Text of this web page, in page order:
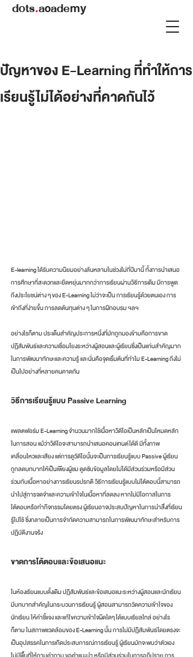
dots.academy
ปัญหาของ E-Learning ที่ทำให้การ
เรียนรู้ไม่ได้อย่างที่คาดกันไว้
E-learning ได้รับความนิยมอย่างล้นหลามในช่วงไม่กี่ปีมานี้ ทั้งการนำเสนอ
การศึกษาที่สะดวกและยืดหยุ่นมากกว่าการเรียนผ่านวิธีการเดิม มีการพูด
ถึงประโยชน์ต่าง ๆ ของ E-Learning ไม่ว่าจะเป็น การเรียนรู้ด้วยตนเอง การ
เข้าถึงที่ง่ายขึ้น การลดต้นทุนต่าง ๆ ในการฝึกอบรม ฯลฯ
อย่างไรก็ตาม ประเด็นสำคัญประการหนึ่งที่มักถูกมองข้ามคือการขาด
ปฏิสัมพันธ์และความเชื่อมโยงระหว่างผู้สอนและผู้เรียนซึ่งเป็นแก่นสำคัญมาก
ในการพัฒนาทักษะและความรู้ และนั่นคือจุดเริ่มต้นที่ทำไม E-Learning ถึงไม่
เป็นไปอย่างที่หลายคนคาดกัน
วิธีการเรียนรู้แบบ Passive Learning
แพลตฟอร์ม E-Learning จำนวนมากใช้เนื้อหาวิดีโอเป็นหลักเป็นโหมดหลัก
ในการสอน แม้ว่าวิดีโอจะสามารถนำเสนอคอนเทนต์ได้ดี มีทั้งภาพ
เคลื่อนไหวและเสียง แต่การดูวีดีโอนั้นจะเป็นการเรียนรู้แบบ Passive ผู้เรียน
ถูกลดบทบาทให้เป็นเพียงผู้ชม ดูดซับข้อมูลโดยไม่ได้มีส่วนร่วมหรือมีส่วน
ร่วมกับเนื้อหาอย่างการเรียนรปรกติ วิธีการเรียนรู้แบบไม่โต้ตอบนี้สามารถ
นำไปสู่การจดจำและความเข้าใจในเนื้อหาที่ลดลง หากไม่มีโอกาสในการ
โต้ตอบหรือทำกิจกรรมโดยตรง ผู้เรียนอาจประสบปัญหาในการนำสิ่งที่เรียน
รู้ไปใช้ ซึ่งกลายเป็นการจำกัดความสามารถในการพัฒนาทักษะสำหรับการ
ปฏิบัติงานจริง
ขาดการโต้ตอบและข้อเสนอแนะ
ในห้องเรียนแบบดั้งเดิม ปฏิสัมพันธ์และข้อเสนอแนะระหว่างผู้สอนและนักเรียน
มีบทบาทสำคัญในกระบวนการเรียนรู้ ผู้สอนสามารถวัดความเข้าใจของ
นักเรียน ให้คำชี้แจง และแก้ไขความเข้าใจผิดใดๆ ได้แบบเรียลไทล์ อย่างไร
ก็ตาม ในสภาพแวดล้อมของ E-Learning นั้น การไม่มีปฏิสัมพันธ์โดยตรงจะ
เป็นอุปสรรคในการเกิดประสบการณ์การเรียนรู้ ผู้เรียนมักจะพบว่าตัวเอง